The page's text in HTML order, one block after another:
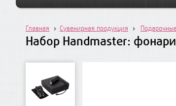
Главная Сувенирная продукция
Набор Handmaster: